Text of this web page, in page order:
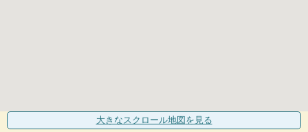
大きなスクロール地図 を見る